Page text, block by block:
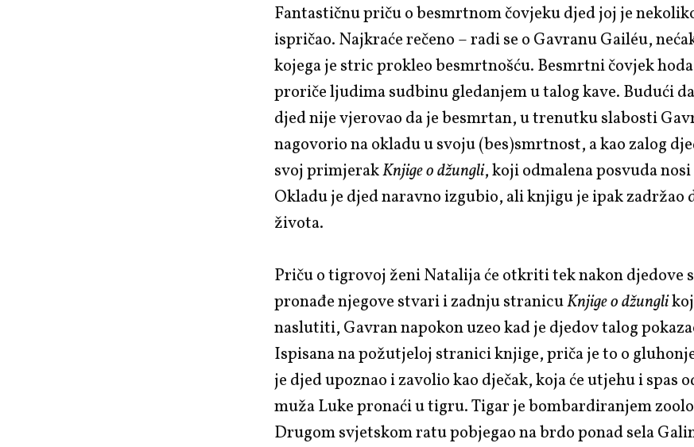
Fantastičnu priču o besmrtnom čovjeku djed joj je
ispričao. Najkraće rečeno – radi se o Gavranu Gailéu,
kojega je stric prokleo besmrtnošću. Besmrtni čovjek
proriče ljudima sudbinu gledanjem u talog kave. Budući
djed nije vjerovao da je besmrtan, u trenutku slabosti
nagovorio na okladu u svoju (bes)smrtnost, a kao zalog
svoj primjerakKnjige o džungli, koji odmalena posvuda nosi
Okladu je djed naravno izgubio, ali knjigu je ipak zadržao
života.
Priču o tigrovoj ženi Natalija će otkriti tek nakon djedove
pronađe njegove stvari i zadnju stranicuKnjige o džungli
naslutiti, Gavran napokon uzeo kad je djedov talog
Ispisana na požutjeloj stranici knjige, priča je to o
je djed upoznao i zavolio kao dječak, koja će utjehu i spas
muža Luke pronaći u tigru. Tigar je bombardiranjem
Drugom svjetskom ratu pobjegao na brdo ponad sela